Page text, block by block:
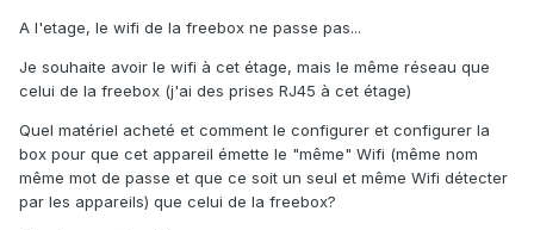
A l'etage, le wifi de la freebox ne passe pas...
Je souhaite avoir le wifi à cet étage, mais le même réseau que
celui de la freebox (j'ai des prises RJ45 à cet étage)
Quel matériel acheté et comment le configurer et configurer la
box pour que cet appareil émette le "même" Wifi (même nom
même mot de passe et que ce soit un seul et même Wifi détecter
par les appareils) que celui de la freebox?